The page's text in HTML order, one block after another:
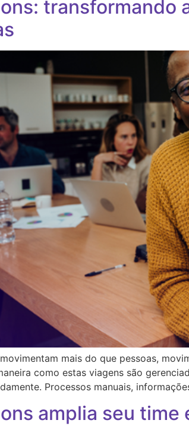
transformando
mais do que pessoas,
como estas viagens são
Processos manuais,
amplia seu